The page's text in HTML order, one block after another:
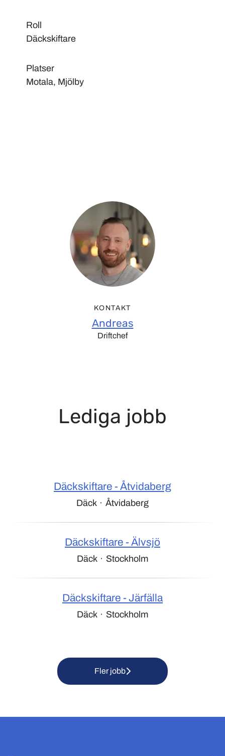
Roll
Däckskiftare
Platser
Motala, Mjölby
KONTAKT
Andreas
Driftchef
Lediga jobb
Däckskiftare - Åtvidaberg
Däck · Åtvidaberg
Däckskiftare - Älvsjö
Däck · Stockholm
Däckskiftare - Järfälla
Däck · Stockholm
Fler jobb